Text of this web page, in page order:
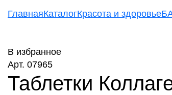
ГлавнаяКаталогКрасота и здоровье
В избранное
Арт. 07965
Таблетки